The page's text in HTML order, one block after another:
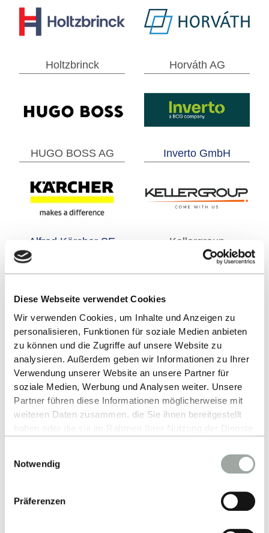
Diese Webseite verwendet Cookies
Wir verwenden Cookies, um Inhalte und Anzeigen zu
personalisieren, Funktionen für soziale Medien anbieten
zu können und die Zugriffe auf unsere Website zu
analysieren. Außerdem geben wir Informationen zu Ihrer
Verwendung unserer Website an unsere Partner für
soziale Medien, Werbung und Analysen weiter. Unsere
Partner führen diese Informationen möglicherweise mit
weiteren Daten zusammen, die Sie ihnen bereitgestellt
Alles zum Thema Cookies und personenbezogene
Datenverarbeitung entnehmen Sie unserer
Notwendig
Präferenzen
Holtzbrinck Horváth AG
HUGO BOSS AG Inverto GmbH
Alfred Kärcher SE
Kellergroup
KPMG AG
Lilly Deutschland
GmbH
GmbH